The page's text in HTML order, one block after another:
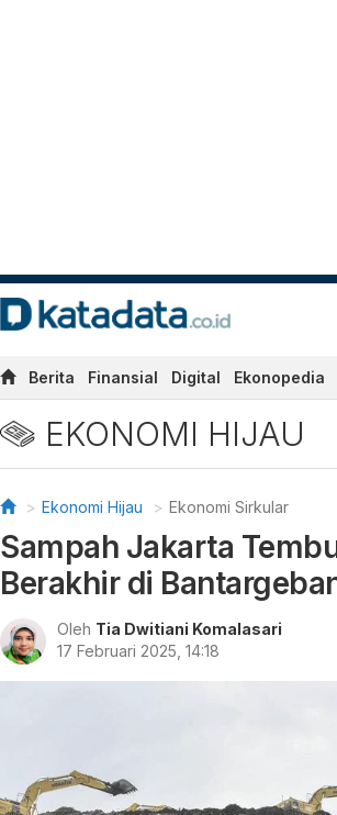
Berita Finansial Digital Ekonopedia
EKONOMI HIJAU
Ekonomi Hijau Ekonomi Sirkular
Sampah Jakarta
Berakhir di
Oleh Tia Dwitiani Komalasari
17 Februari 2025, 14:18